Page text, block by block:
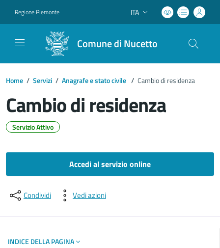
Regione Piemonte Lingua attiva:
ITA
Comune di Nucetto
Home / Servizi / Anagrafe e stato civile / Cambio di residenza
Cambio di residenza
Servizio Attivo
Accedi al servizio online
Condividi Vedi azioni
INDICE DELLA PAGINA